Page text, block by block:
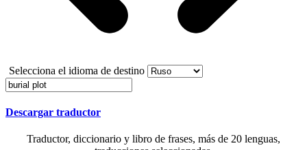
Selecciona el idioma de destino
Descargar traductor
Traductor, diccionario y libro de frases, más de 20 lenguas,